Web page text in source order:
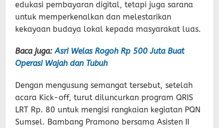
edukasi pembayaran digital, tetapi juga sarana
untuk memperkenalkan dan melestarikan
kekayaan budaya lokal kepada masyarakat luas.
Baca juga:Asri Welas Rogoh Rp 500 Juta Buat
Operasi Wajah dan Tubuh
Dengan mengusung semangat tersebut, setelah
acara Kick-off, turut diluncurkan program QRIS
LRT Rp. 80 untuk mengisi rangkaian kegiatan PQN
Sumsel. Bambang Pramono bersama Asisten II